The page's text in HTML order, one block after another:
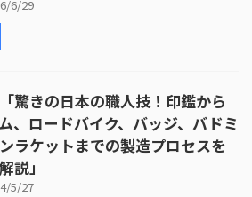
6/29
驚きの日本の職人技！印鑑から
、ロードバイク、バッジ、バドミ
ラケットまでの製造プロセスを
説」
5/27